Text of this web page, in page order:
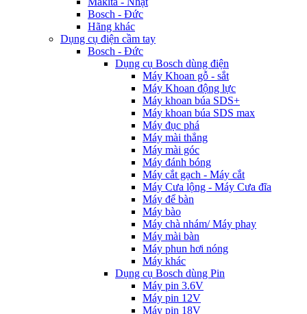
Bosch - Đức
Hãng khác
Dụng cụ điện cầm tay
Bosch - Đức
Dụng cụ Bosch dùng điện
Máy Khoan gỗ - sắt
Máy Khoan động lực
Máy khoan búa SDS+
Máy khoan búa SDS max
Máy đục phá
Máy mài thẳng
Máy mài góc
Máy đánh bóng
Máy cắt gạch - Máy cắt
Máy Cưa lộng - Máy Cưa đĩa
Máy để bàn
Máy bào
Máy chà nhám/ Máy phay
Máy mài bàn
Máy phun hơi nóng
Máy khác
Dụng cụ Bosch dùng Pin
Máy pin 3.6V
Máy pin 12V
Máy pin 18V